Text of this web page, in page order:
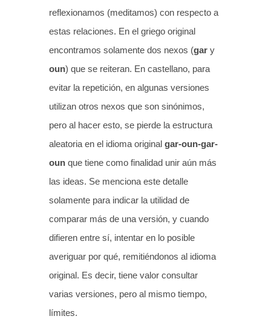
reflexionamos (meditamos) con respecto a
estas relaciones. En el griego original
encontramos solamente dos nexos (gary
oun) que se reiteran. En castellano, para
evitar la repetición, en algunas versiones
utilizan otros nexos que son sinónimos,
pero al hacer esto, se pierde la estructura
aleatoria en el idioma original gar-oun-gar-
oun que tiene como finalidad unir aún más
las ideas. Se menciona este detalle
solamente para indicar la utilidad de
comparar más de una versión, y cuando
difieren entre sí, intentar en lo posible
averiguar por qué, remitiéndonos al idioma
original. Es decir, tiene valor consultar
varias versiones, pero al mismo tiempo,
límites.